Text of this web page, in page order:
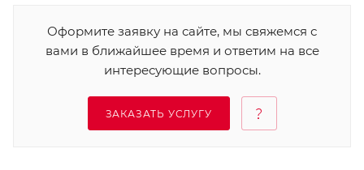
Оформите заявку на сайте, мы свяжемся с
вами в ближайшее время и ответим на все
интересующие вопросы.
ЗАКАЗАТЬ УСЛУГУ